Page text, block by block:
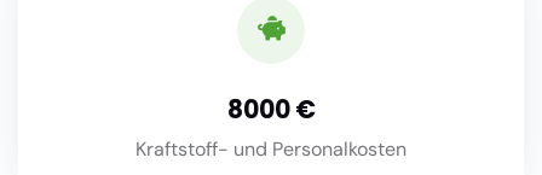
8000
Kraftstoff- und Personalkosten